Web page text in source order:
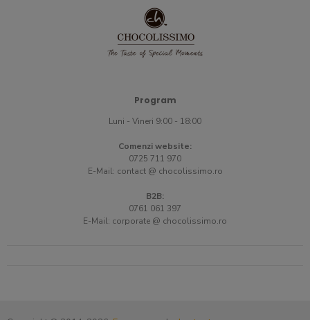
Program
Luni - Vineri 9:00 - 18:00
Comenzi website:
0725 711 970
E-Mail: contact @ chocolissimo.ro
B2B:
0761 061 397
E-Mail: corporate @ chocolissimo.ro